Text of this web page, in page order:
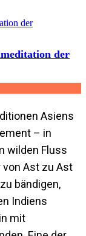
der
Asiens
– in
wilden Fluss
Ast zu Ast
bändigen,
Indiens
mit